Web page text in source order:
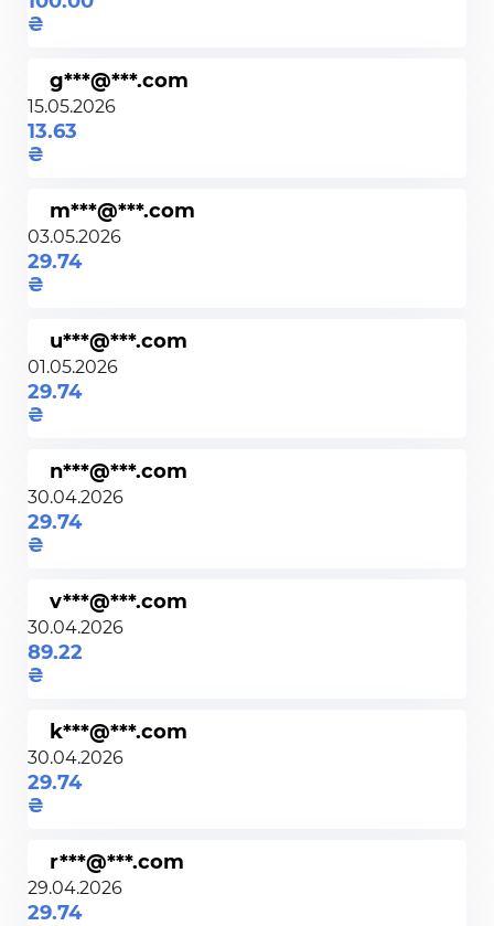
g***@***.com
15.05.2026
13.63
m***@***.com
03.05.2026
29.74
u***@***.com
01.05.2026
29.74
n***@***.com
30.04.2026
29.74
v***@***.com
30.04.2026
89.22
k***@***.com
30.04.2026
29.74
r***@***.com
29.04.2026
29.74